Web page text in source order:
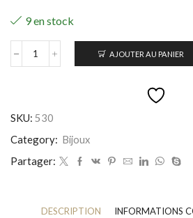
9 en stock
quantité
cheval
AJOUTER AU PANIER
SKU: 530
Category: Bijoux
Partager:
DESCRIPTION INFORMATIONS